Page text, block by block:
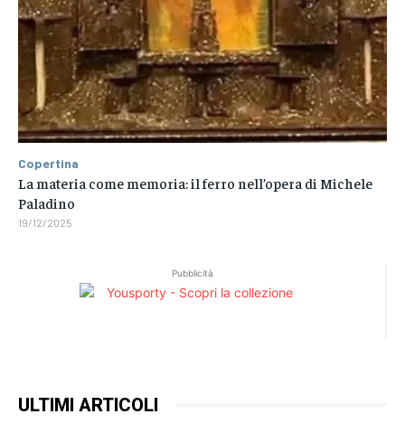
Pubblicità
ULTIMI ARTICOLI
Copertina
La materia come memoria: il ferro nell’opera di Michele
Paladino
19/12/2025